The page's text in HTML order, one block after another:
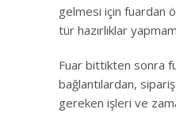
gelmesi için fuardan
tür hazırlıklar
Fuar bittikten sonra
bağlantılardan,
gereken işleri ve